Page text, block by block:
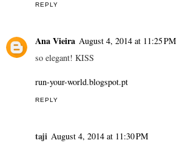
REPLY
Ana Vieira August 4, 2014 at 11:25 PM
so elegant! KISS
run-your-world.blogspot.pt
REPLY
taji August 4, 2014 at 11:30 PM